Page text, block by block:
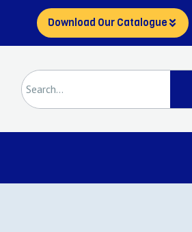
Download Our Catalogue